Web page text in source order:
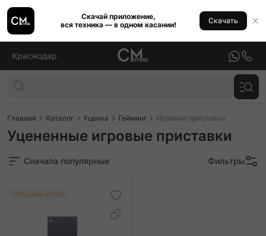
Скачай приложение,
вся техника — в одном касании!
Скачать
Краснодар
Главная Каталог Уценка Гейминг Игровые приставки
Уцененные игровые приставки
Сначала популярные Фильтры
Обслужен в АСЦ